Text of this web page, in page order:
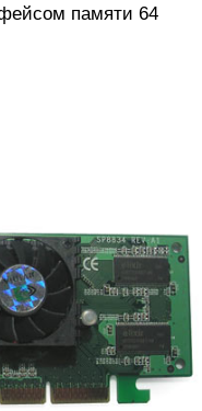
памяти 64